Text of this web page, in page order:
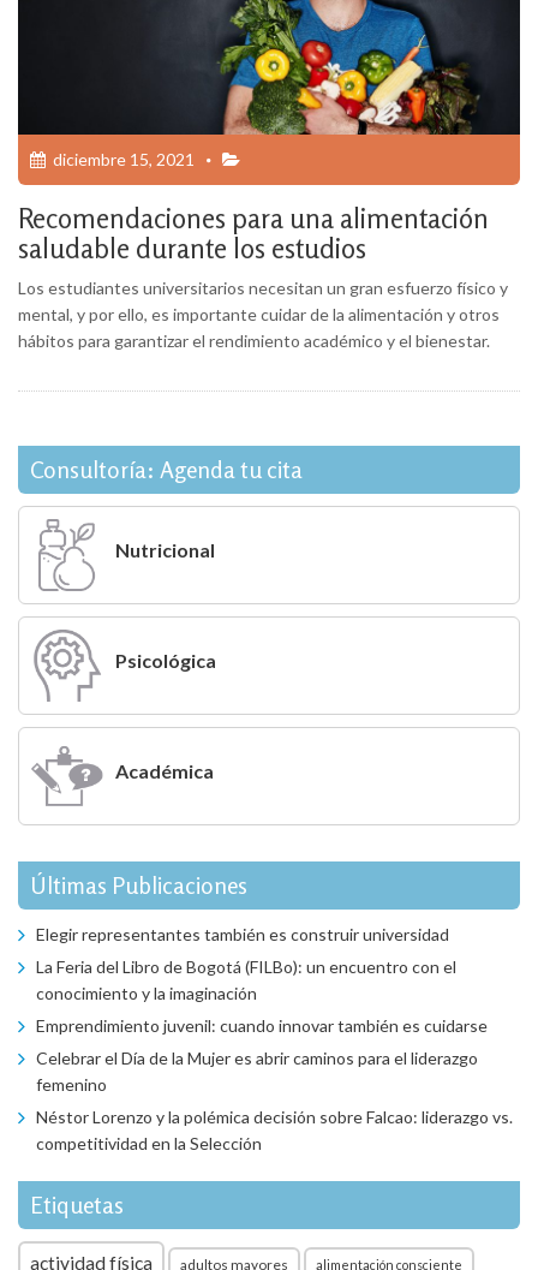
diciembre 15, 2021
Recomendaciones para una alimentación
saludable durante los estudios
Los estudiantes universitarios necesitan un gran esfuerzo físico y
mental, y por ello, es importante cuidar de la alimentación y otros
hábitos para garantizar el rendimiento académico y el bienestar.
Consultoría: Agenda tu cita
Nutricional
Psicológica
Académica
Últimas Publicaciones
Elegir representantes también es construir universidad
La Feria del Libro de Bogotá (FILBo): un encuentro con el
conocimiento y la imaginación
Emprendimiento juvenil: cuando innovar también es cuidarse
Celebrar el Día de la Mujer es abrir caminos para el liderazgo
femenino
Néstor Lorenzo y la polémica decisión sobre Falcao: liderazgo vs.
competitividad en la Selección
Etiquetas
actividad física adultos mayores alimentación consciente